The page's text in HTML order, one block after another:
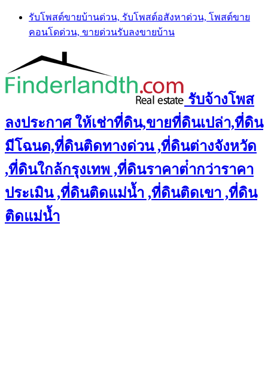
Skip
content
รับโพสต์ขายบ้านด่วน, รับโพสต์อสังหาด่วน, โพสต์ขาย
คอนโดด่วน, ขายด่วนรับลงขายบ้าน
รับจ้างโพส
ลงประกาศ ให้เช่าที่ดิน,ขายที่ดินเปล่า,ที่ดิน
มีโฉนด,ที่ดินติดทางด่วน ,ที่ดินต่างจังหวัด
,ที่ดินใกล้กรุงเทพ ,ที่ดินราคาต่ํากว่าราคา
ประเมิน ,ที่ดินติดแม่น้ำ ,ที่ดินติดเขา ,ที่ดิน
ติดแม่น้ำ